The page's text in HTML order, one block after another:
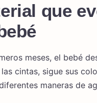
que
meses, el bebé
cintas, sigue sus
maneras de